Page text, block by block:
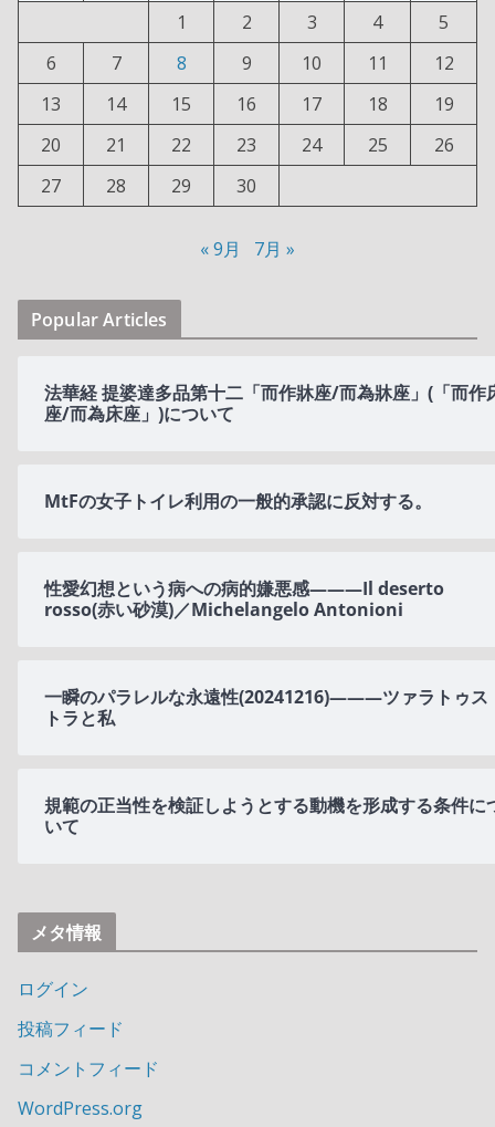
1
2 3 4
5
6
7 8 9 10 11
12
13
14 15 16 17 18
19
20
21 22 23 24 25
26
27
28 29 30
« 9月 7月 »
Popular Articles
法華経 提婆達多品第十二「而作牀座/而為牀座」(「而作
座/而為床座」)について
MtFの女子トイレ利用の一般的承認に反対する。
性愛幻想という病への病的嫌悪感———Il deserto
rosso(赤い砂漠)／Michelangelo Antonioni
一瞬のパラレルな永遠性(20241216)———ツァラトゥス
トラと私
規範の正当性を検証しようとする動機を形成する条件に
いて
メタ情報
ログイン
投稿フィード
コメントフィード
WordPress.org